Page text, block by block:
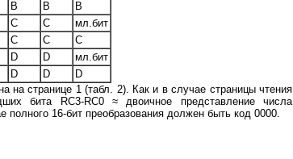
В В
В
С С
мл.бит
С С
С
D D
мл.бит
D D
D
странице 1 (табл. 2). Как и в случае страницы чтения
бита RC3-RC0 ≈ двоичное представление числа
16-бит преобразования должен быть код 0000.